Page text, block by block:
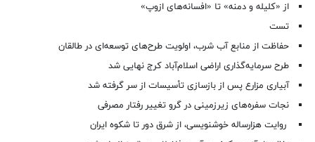
از «کلیله و دمنه» تا «افسانه‌های ازوپ»
تست
حفاظت از منابع آب شرب، اولویت طرح‌های توسعه‌ای در طالقان
طرح سرمایه‌گذاری اراضی اسلام‌آباد کرج نهایی شد
آبیاری مزارع پس از بازسازی تأسیسات از سر گرفته شد
نجات سفره‌های زیرزمینی در گرو تغییر رفتار مصرفی
روایت هزارساله خوشنویسی، از شرق دور تا شکوه ایران